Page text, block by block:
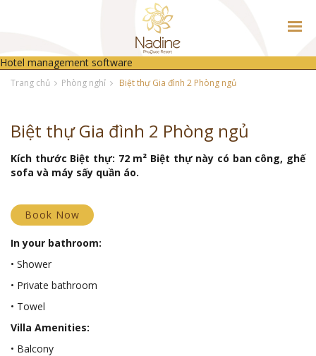
TRANG CHỦ
PHÒNG NGHỈ
THƯ VIỆN ẢNH
ẨM THỰC
LIÊN HỆ
Hotel management software
Trang chủ Phòng nghỉ Biệt thự Gia đình 2 Phòng ngủ
Biệt thự Gia đình 2 Phòng ngủ
Kích thước Biệt thự: 72 m² Biệt thự này có ban công, ghế
sofa và máy sấy quần áo.
Book Now
In your bathroom:
• Shower
• Private bathroom
• Towel
Villa Amenities:
• Balcony